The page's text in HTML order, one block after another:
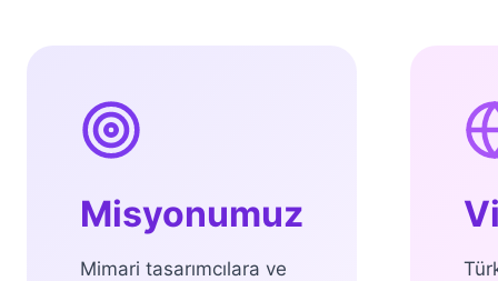
Misyonumuz
Mimari tasarımcılara ve